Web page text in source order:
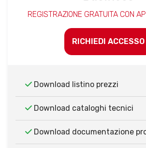
REGISTRAZIONE GRATUITA CON
RICHIEDI ACCESSO
Download listino prezzi
Download cataloghi tecnici
Download documentazione